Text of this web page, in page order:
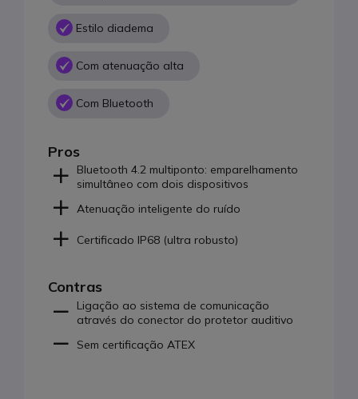
Estilo diadema
Com atenuação alta
Com Bluetooth
Pros
Bluetooth 4.2 multiponto: emparelhamento
simultâneo com dois dispositivos
Atenuação inteligente do ruído
Certificado IP68 (ultra robusto)
Contras
Ligação ao sistema de comunicação
através do conector do protetor auditivo
Sem certificação ATEX